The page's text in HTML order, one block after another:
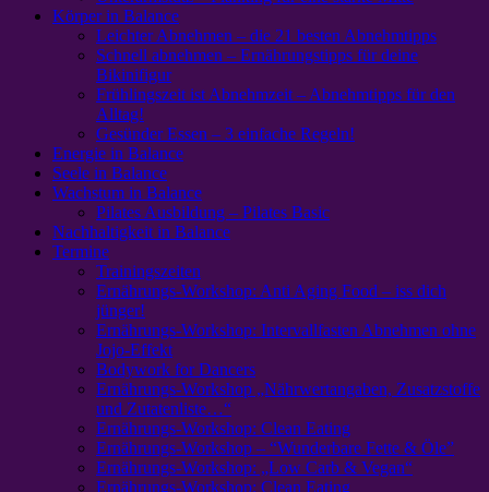
Körper in Balance
Leichter Abnehmen – die 21 besten Abnehmtipps
Schnell abnehmen – Ernährungstipps für deine
Bikinifigur
Frühlingszeit ist Abnehmzeit – Abnehmtipps für den
Alltag!
Gesünder Essen – 3 einfache Regeln!
Energie in Balance
Seele in Balance
Wachstum in Balance
Pilates Ausbildung – Pilates Basic
Nachhaltigkeit in Balance
Termine
Trainingszeiten
Ernährungs-Workshop: Anti Aging Food – iss dich
jünger!
Ernährungs-Workshop: Intervallfasten Abnehmen ohne
Jojo-Effekt
Bodywork for Dancers
Ernährungs-Workshop „Nährwertangaben, Zusatzstoffe
und Zutatenliste…“
Ernährungs-Workshop: Clean Eating
Ernährungs-Workshop – “Wunderbare Fette & Öle”
Ernährungs-Workshop: „Low Carb & Vegan“
Ernährungs-Workshop: Clean Eating